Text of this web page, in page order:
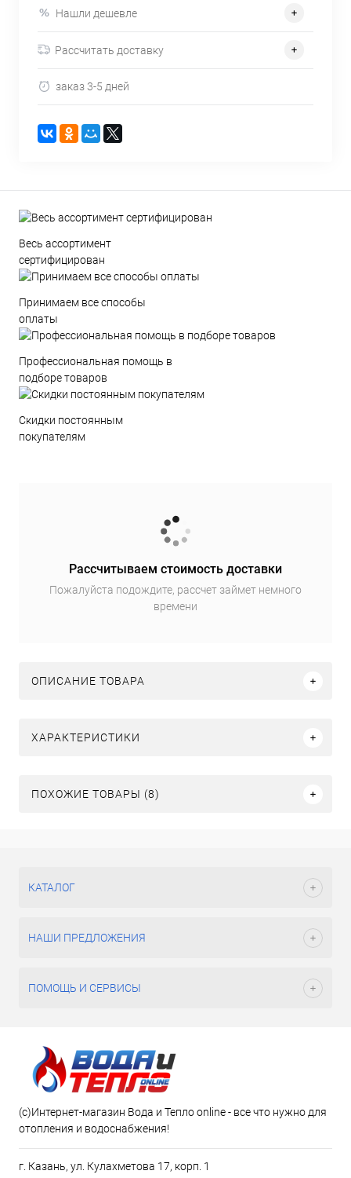
Нашли дешевле
Рассчитать доставку
заказ 3-5 дней
Весь ассортимент
сертифицирован
Принимаем все способы
оплаты
Профессиональная помощь в
подборе товаров
Скидки постоянным
покупателям
Рассчитываем стоимость доставки
Пожалуйста подождите, рассчет займет немного
времени
ОПИСАНИЕ ТОВАРА
ХАРАКТЕРИСТИКИ
ПОХОЖИЕ ТОВАРЫ (8)
КАТАЛОГ
НАШИ ПРЕДЛОЖЕНИЯ
ПОМОЩЬ И СЕРВИСЫ
(c)Интернет-магазин Вода и Тепло online - все что нужно для
отопления и водоснабжения!
г. Казань, ул. Кулахметова 17, корп. 1